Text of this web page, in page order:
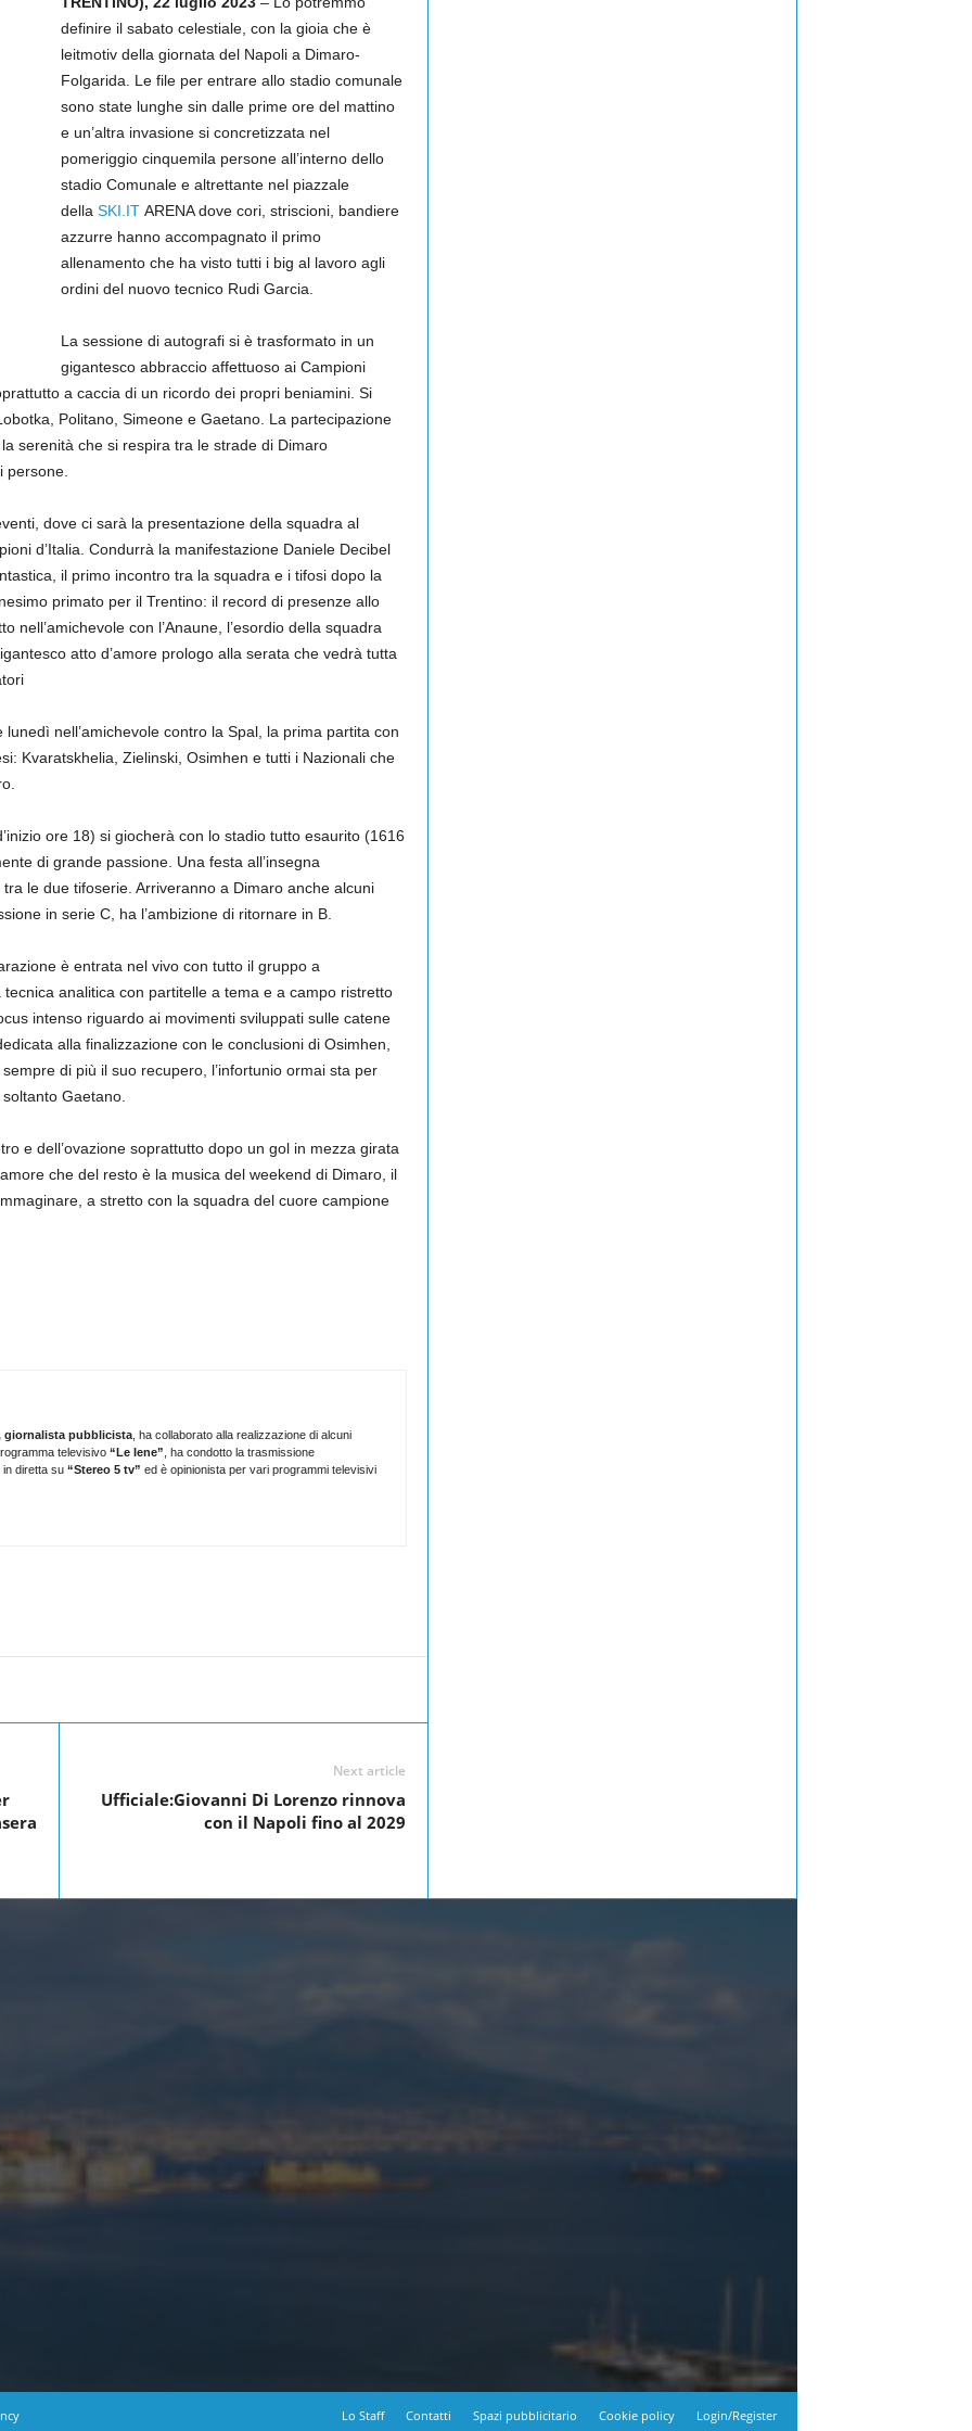
definire il sabato celestiale, con la gioia che è
leitmotiv della giornata del Napoli a Dimaro-
Folgarida. Le file per entrare allo stadio comunale
sono state lunghe sin dalle prime ore del mattino
e un’altra invasione si concretizzata nel
pomeriggio cinquemila persone all’interno dello
stadio Comunale e altrettante nel piazzale
della SKI.IT ARENA dove cori, striscioni, bandiere
azzurre hanno accompagnato il primo
allenamento che ha visto tutti i big al lavoro agli
ordini del nuovo tecnico Rudi Garcia.
La sessione di autografi si è trasformato in un
gigantesco abbraccio affettuoso ai Campioni
a caccia di un ricordo dei propri beniamini. Si
Politano, Simeone e Gaetano. La partecipazione
serenità che si respira tra le strade di Dimaro
persone.
dove ci sarà la presentazione della squadra al
d’Italia. Condurrà la manifestazione Daniele Decibel
il primo incontro tra la squadra e i tifosi dopo la
primato per il Trentino: il record di presenze allo
nell’amichevole con l’Anaune, l’esordio della squadra
atto d’amore prologo alla serata che vedrà tutta
nell’amichevole contro la Spal, la prima partita con
Kvaratskhelia, Zielinski, Osimhen e tutti i Nazionali che
ore 18) si giocherà con lo stadio tutto esaurito (1616
di grande passione. Una festa all’insegna
le due tifoserie. Arriveranno a Dimaro anche alcuni
in serie C, ha l’ambizione di ritornare in B.
è entrata nel vivo con tutto il gruppo a
analitica con partitelle a tema e a campo ristretto
intenso riguardo ai movimenti sviluppati sulle catene
alla finalizzazione con le conclusioni di Osimhen,
di più il suo recupero, l’infortunio ormai sta per
Gaetano.
e dell’ovazione soprattutto dopo un gol in mezza girata
che del resto è la musica del weekend di Dimaro, il
a stretto con la squadra del cuore campione
giornalista pubblicista, ha collaborato alla realizzazione di alcuni
televisivo “Le Iene” , ha condotto la trasmissione
in diretta su “Stereo 5 tv” ed è opinionista per vari programmi televisivi
Next article
Ufficiale:Giovanni Di Lorenzo rinnova
con il Napoli fino al 2029
Lo Staff Contatti Spazi pubblicitario Cookie policy Login/Register